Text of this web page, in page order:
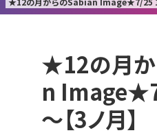
★12の月
n
～【3ノ月】